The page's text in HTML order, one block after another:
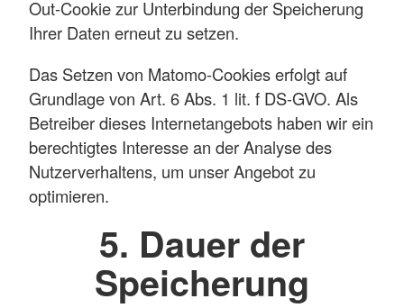
Out-Cookie zur Unterbindung der Speicherung
Ihrer Daten erneut zu setzen.
Das Setzen von Matomo-Cookies erfolgt auf
Grundlage von Art. 6 Abs. 1 lit. f DS-GVO. Als
Betreiber dieses Internetangebots haben wir ein
berechtigtes Interesse an der Analyse des
Nutzerverhaltens, um unser Angebot zu
optimieren.
5. Dauer der
Speicherung